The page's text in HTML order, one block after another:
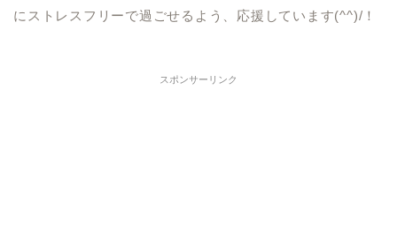
にストレスフリーで過ごせるよう、応援しています(^^)/！
スポンサーリンク